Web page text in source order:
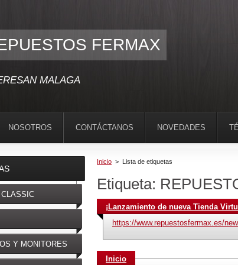
FERMAX
MALAGA
Inicio > Lista de etiquetas
Etiqueta:
¡Lanzamiento de nueva Tienda
https://www.repuestosfermax.es/
Inicio
Y MONITORES
NOSOTROS CONTÁCTANOS NOVEDADES